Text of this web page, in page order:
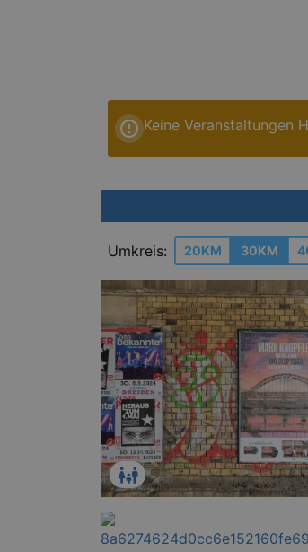
Keine Veranstaltungen
Umkreis: 20KM 30KM